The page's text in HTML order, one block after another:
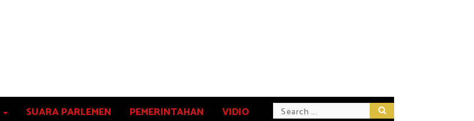
SUARA PARLEMEN PEMERINTAHAN VIDIO